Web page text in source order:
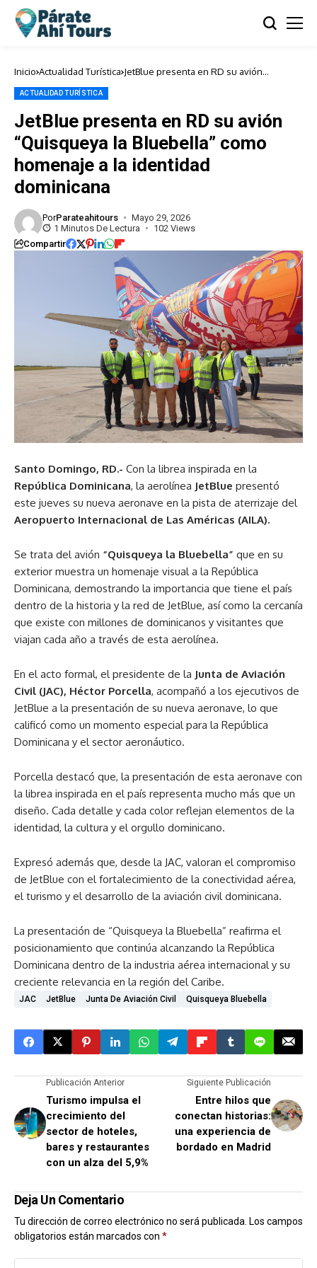
Inicio Actualidad Turística JetBlue presenta en RD su avión
ACTUALIDAD TURÍSTICA
JetBlue presenta en RD su avión
“Quisqueya la Bluebella” como
homenaje a la identidad
dominicana
PorParateahitours
Mayo 29, 2026
1 Minutos De Lectura
102 Views
Compartir
Santo Domingo, RD.- Con la librea inspirada en la
República Dominicana, la aerolínea JetBlue presentó
este jueves su nueva aeronave en la pista de aterrizaje del
Aeropuerto Internacional de Las Américas (AILA).
Se trata del avión “Quisqueya la Bluebella” que en su
exterior muestra un homenaje visual a la República
Dominicana, demostrando la importancia que tiene el país
dentro de la historia y la red de JetBlue, así como la cercanía
que existe con millones de dominicanos y visitantes que
viajan cada año a través de esta aerolínea.
En el acto formal, el presidente de la Junta de Aviación
Civil (JAC), Héctor Porcella, acompañó a los ejecutivos de
JetBlue a la presentación de su nueva aeronave, lo que
calificó como un momento especial para la República
Dominicana y el sector aeronáutico.
Porcella destacó que, la presentación de esta aeronave con
la librea inspirada en el país representa mucho más que un
diseño. Cada detalle y cada color reflejan elementos de la
identidad, la cultura y el orgullo dominicano.
Expresó además que, desde la JAC, valoran el compromiso
de JetBlue con el fortalecimiento de la conectividad aérea,
el turismo y el desarrollo de la aviación civil dominicana.
La presentación de “Quisqueya la Bluebella” reafirma el
posicionamiento que continúa alcanzando la República
Dominicana dentro de la industria aérea internacional y su
creciente relevancia en la región del Caribe.
JAC JetBlue Junta De Aviación Civil Quisqueya Bluebella
Publicación Anterior
Turismo impulsa el
crecimiento del
sector de hoteles,
bares y restaurantes
con un alza del 5,9%
Siguiente Publicación
Entre hilos que
conectan historias:
una experiencia de
bordado en Madrid
Deja Un Comentario
Tu dirección de correo electrónico no será publicada. Los campos
obligatorios están marcados con *